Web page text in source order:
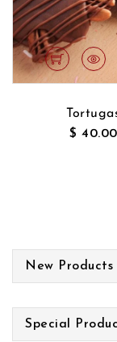
New Products
Special
$ 45.00